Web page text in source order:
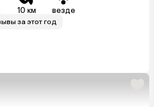
10 км везде
за этот год